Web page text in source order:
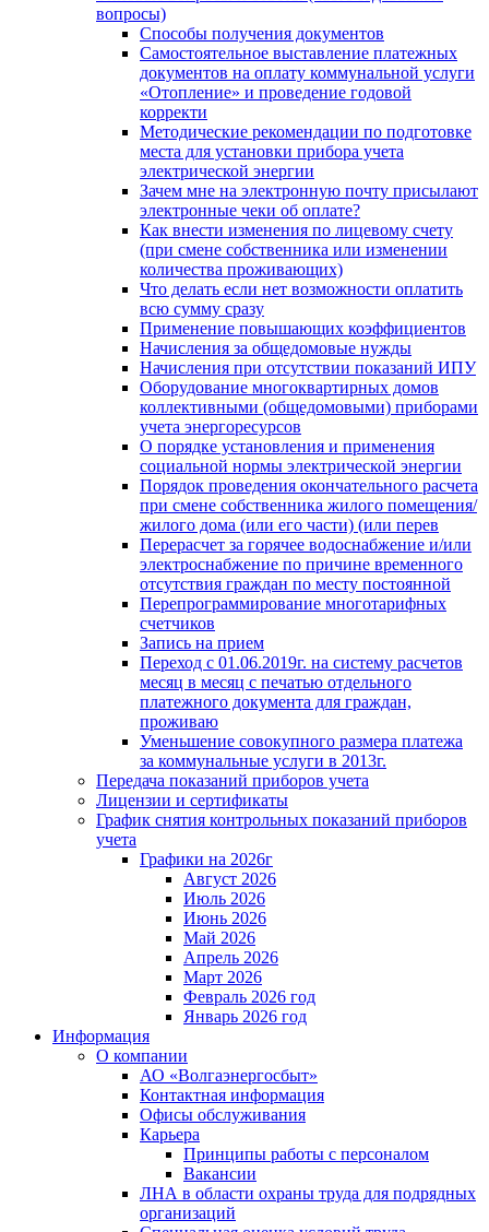
вопросы)
Способы получения документов
Самостоятельное выставление платежных
документов на оплату коммунальной услуги
«Отопление» и проведение годовой
корректи
Методические рекомендации по подготовке
места для установки прибора учета
электрической энергии
Зачем мне на электронную почту присылают
электронные чеки об оплате?
Как внести изменения по лицевому счету
(при смене собственника или изменении
количества проживающих)
Что делать если нет возможности оплатить
всю сумму сразу
Применение повышающих коэффициентов
Начисления за общедомовые нужды
Начисления при отсутствии показаний ИПУ
Оборудование многоквартирных домов
коллективными (общедомовыми) приборами
учета энергоресурсов
О порядке установления и применения
социальной нормы электрической энергии
Порядок проведения окончательного расчета
при смене собственника жилого помещения/
жилого дома (или его части) (или перев
Перерасчет за горячее водоснабжение и/или
электроснабжение по причине временного
отсутствия граждан по месту постоянной
Перепрограммирование многотарифных
счетчиков
Запись на прием
Переход с 01.06.2019г. на систему расчетов
месяц в месяц с печатью отдельного
платежного документа для граждан,
проживаю
Уменьшение совокупного размера платежа
за коммунальные услуги в 2013г.
Передача показаний приборов учета
Лицензии и сертификаты
График снятия контрольных показаний приборов
учета
Графики на 2026г
Август 2026
Июль 2026
Июнь 2026
Май 2026
Апрель 2026
Март 2026
Февраль 2026 год
Январь 2026 год
Информация
О компании
АО «Волгаэнергосбыт»
Контактная информация
Офисы обслуживания
Карьера
Принципы работы с персоналом
Вакансии
ЛНА в области охраны труда для подрядных
организаций